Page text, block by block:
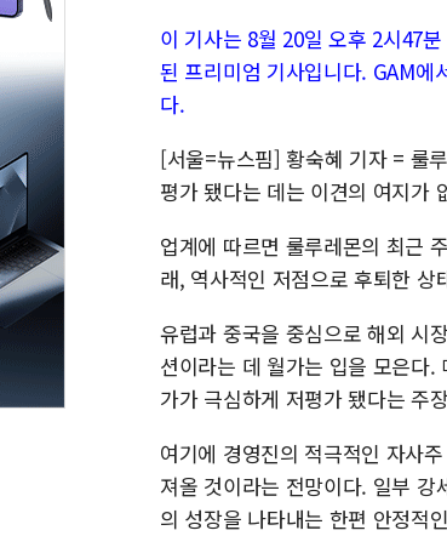
이 기사는 8월 20일 오후 2시47
된 프리미엄 기사입니다. GAM에
다.
[서울=뉴스핌] 황숙혜 기자 = 룰
평가 됐다는 데는 이견의 여지가
업계에 따르면 룰루레몬의 최근
래, 역사적인 저점으로 후퇴한 상
유럽과 중국을 중심으로 해외 시
션이라는 데 월가는 입을 모은다
가가 극심하게 저평가 됐다는 주
여기에 경영진의 적극적인 자사
져올 것이라는 전망이다. 일부
의 성장을 나타내는 한편 안정적